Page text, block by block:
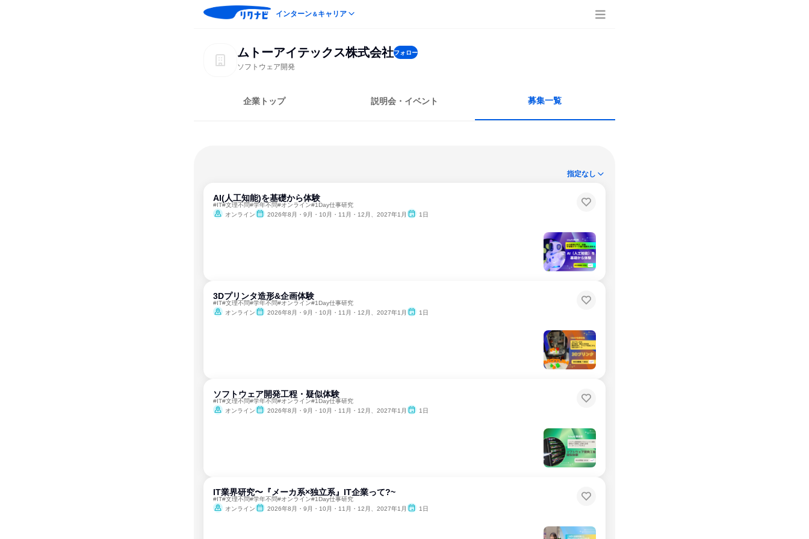
インターン＆キャリア
ムトーアイテックス株式会社フォロー
ソフトウェア開発
企業トップ 説明会・イベント 募集一覧
指定なし
AI(人工知能)を基礎から体験
#IT#文理不問#学年不問#オンライン#1Day仕事研究
オンライン
2026年8月・9月・10月・11月・12月、2027年1月 1日
3Dプリンタ造形&企画体験
#IT#文理不問#学年不問#オンライン#1Day仕事研究
オンライン
2026年8月・9月・10月・11月・12月、2027年1月 1日
ソフトウェア開発工程・疑似体験
#IT#文理不問#学年不問#オンライン#1Day仕事研究
オンライン
2026年8月・9月・10月・11月・12月、2027年1月 1日
IT業界研究〜『メーカ系×独立系』IT企業って?~
#IT#文理不問#学年不問#オンライン#1Day仕事研究
オンライン
2026年8月・9月・10月・11月・12月、2027年1月 1日